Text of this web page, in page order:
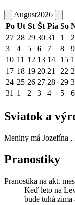
August2026
Po Ut St Št Pia So
27 28 29 30 31 1
2
3
4 5 6 7 8
9
10 11 12 13 14 15
17 18 19 20 21 22
24 25 26 27 28 29
31 1 2 3 4 5 6
Sviatok a
Meniny má Jozefína ,
Pranostiky
Pranostika na akt.
Keď leto na
bude tuhá zima